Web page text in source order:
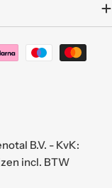
B.V. - KvK:
incl. BTW